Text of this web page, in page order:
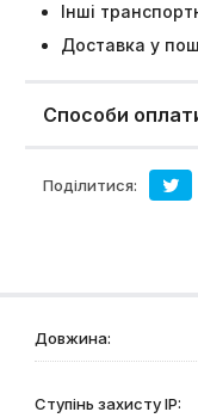
Інші
Доставка у
Способи
Поділитися:
Довжина:
Ступінь захисту IP: